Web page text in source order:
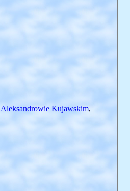
Aleksandrowie Kujawskim,